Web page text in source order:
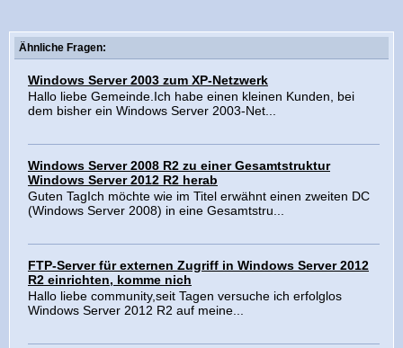
Ähnliche Fragen:
Windows Server 2003 zum XP-Netzwerk
Hallo liebe Gemeinde.Ich habe einen kleinen Kunden, bei
dem bisher ein Windows Server 2003-Net...
Windows Server 2008 R2 zu einer Gesamtstruktur
Windows Server 2012 R2 herab
Guten TagIch möchte wie im Titel erwähnt einen zweiten DC
(Windows Server 2008) in eine Gesamtstru...
FTP-Server für externen Zugriff in Windows Server 2012
R2 einrichten, komme nich
Hallo liebe community,seit Tagen versuche ich erfolglos
Windows Server 2012 R2 auf meine...